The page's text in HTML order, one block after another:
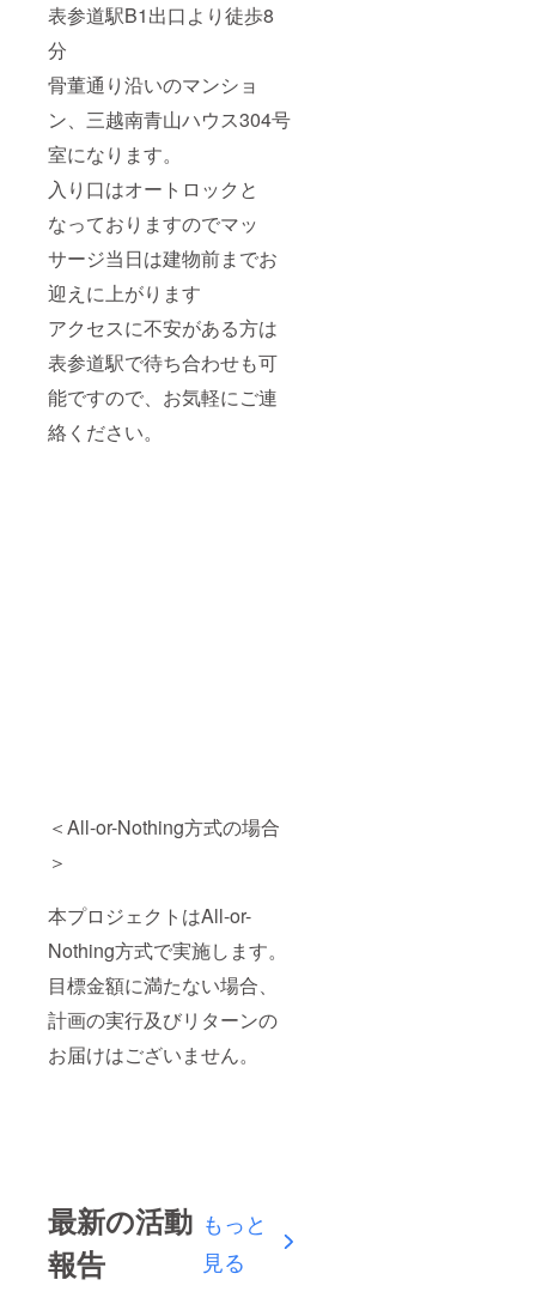
表参道駅B1出口より徒歩8
分
骨董通り沿いのマンショ
ン、三越南青山ハウス304号
室になります。
入り口はオートロックと
なっておりますのでマッ
サージ当日は建物前までお
迎えに上がります
アクセスに不安がある方は
表参道駅で待ち合わせも可
能ですので、お気軽にご連
絡ください。
＜All-or-Nothing方式の場合
＞
本プロジェクトはAll-or-
Nothing方式で実施します。
目標金額に満たない場合、
計画の実行及びリターンの
お届けはございません。
最新の活動
報告
もっと
見る